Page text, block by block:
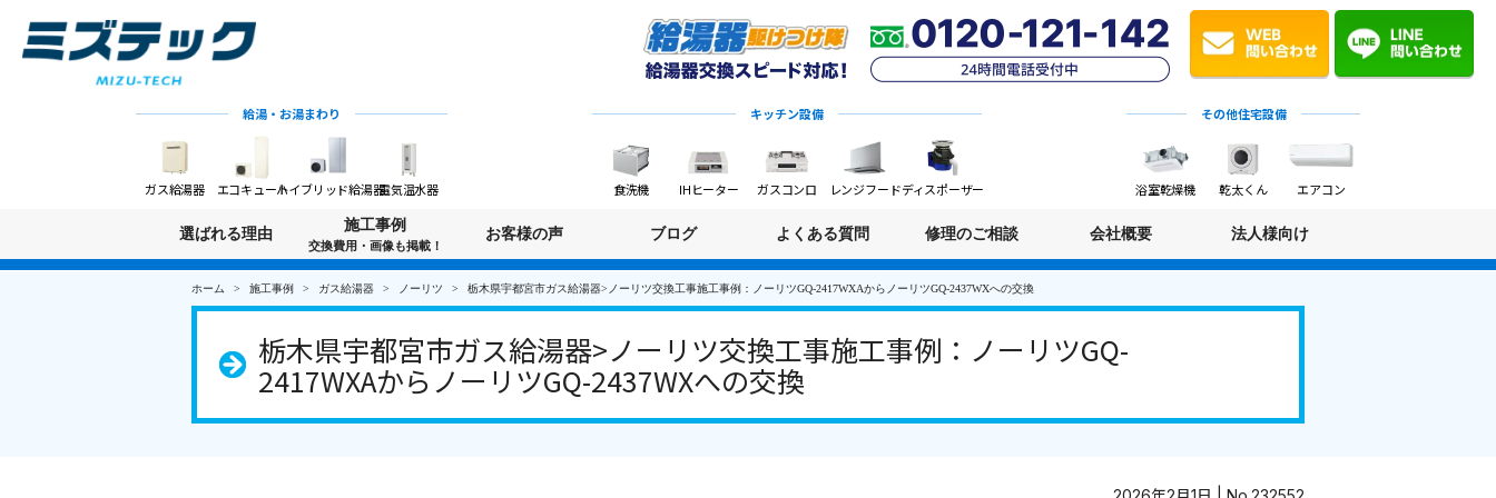
給湯・お湯まわり
ガス給湯器 エコキュートハイブリッド給湯器電気温水器
キッチン設備
食洗機 IHヒーター ガスコンロ レンジフードディスポーザー
その他住宅設備
浴室乾燥機 乾太くん エアコン
選ばれる理由
施工事例
交換費用・画像も掲載！
お客様の声 ブログ よくある質問 修理のご相談 会社概要 法人様向け
ホーム 施工事例 ガス給湯器 ノーリツ 栃木県宇都宮市ガス給湯器>ノーリツ交換工事施工事例：ノーリツGQ-2417WXAからノーリツGQ-2437WXへの交換
栃木県宇都宮市ガス給湯器>ノーリツ交換工事施工事例：ノーリツGQ-
2417WXAからノーリツGQ-2437WXへの交換